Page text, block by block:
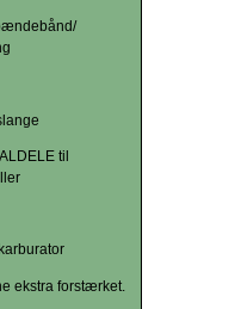
til
ekstra forstærket.